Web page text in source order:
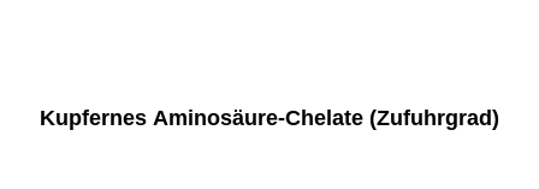
Kupfernes Aminosäure-Chelate (Zufuhrgrad)